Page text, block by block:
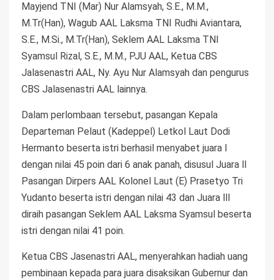
Mayjend TNI (Mar) Nur Alamsyah, S.E., M.M.,
M.Tr(Han), Wagub AAL Laksma TNI Rudhi Aviantara,
S.E., M.Si., M.Tr(Han), Seklem AAL Laksma TNI
Syamsul Rizal, S.E., M.M., PJU AAL, Ketua CBS
Jalasenastri AAL, Ny. Ayu Nur Alamsyah dan pengurus
CBS Jalasenastri AAL lainnya.
Dalam perlombaan tersebut, pasangan Kepala
Departeman Pelaut (Kadeppel) Letkol Laut Dodi
Hermanto beserta istri berhasil menyabet juara l
dengan nilai 45 poin dari 6 anak panah, disusul Juara ll
Pasangan Dirpers AAL Kolonel Laut (E) Prasetyo Tri
Yudanto beserta istri dengan nilai 43 dan Juara lll
diraih pasangan Seklem AAL Laksma Syamsul beserta
istri dengan nilai 41 poin.
Ketua CBS Jasenastri AAL, menyerahkan hadiah uang
pembinaan kepada para juara disaksikan Gubernur dan